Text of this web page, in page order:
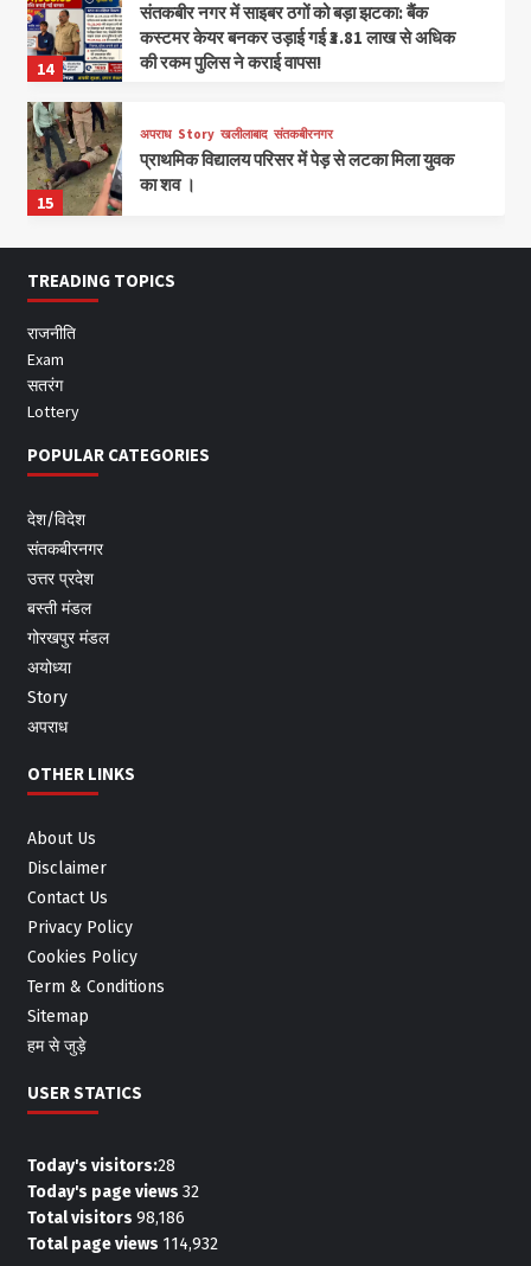
14
संतकबीर नगर में साइबर ठगों को बड़ा झटका: बैंक
कस्टमर केयर बनकर उड़ाई गई ₹3.81 लाख से अधिक
की रकम पुलिस ने कराई वापस!
15
अपराध Story खलीलाबाद संतकबीरनगर
प्राथमिक विद्यालय परिसर में पेड़ से लटका मिला युवक
का शव ।
TREADING TOPICS
राजनीति
Exam
सतरंग
Lottery
POPULAR CATEGORIES
देश/विदेश
संतकबीरनगर
उत्तर प्रदेश
बस्ती मंडल
गोरखपुर मंडल
अयोध्या
Story
अपराध
OTHER LINKS
About Us
Disclaimer
Contact Us
Privacy Policy
Cookies Policy
Term & Conditions
Sitemap
हम से जुड़े
USER STATICS
Today's visitors:28
Today's page views 32
Total visitors 98,186
Total page views 114,932